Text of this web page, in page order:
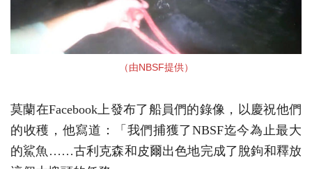
（由NBSF提供）
莫蘭在Facebook上發布了船員們的錄像，以慶祝他們
的收穫，他寫道：「我們捕獲了NBSF迄今為止最大
的鯊魚……古利克森和皮爾出色地完成了脫鉤和釋放